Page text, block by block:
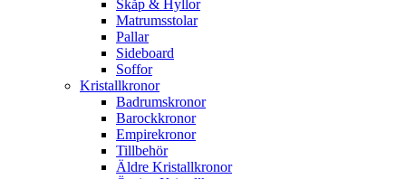
Skåp & Hyllor
Matrumsstolar
Pallar
Sideboard
Soffor
Kristallkronor
Badrumskronor
Barockkronor
Empirekronor
Tillbehör
Äldre Kristallkronor